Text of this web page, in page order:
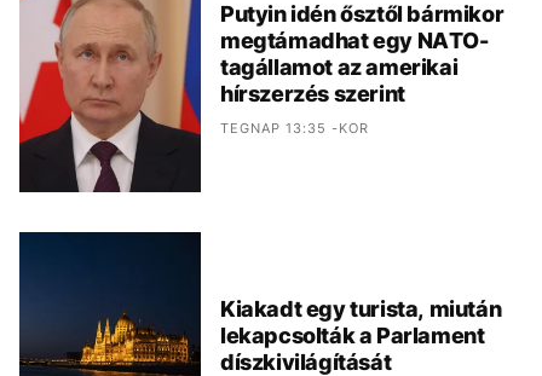
Putyin idén ősztől bármikor
megtámadhat egy NATO-
tagállamot az amerikai
hírszerzés szerint
TEGNAP 13:35 -KOR
Kiakadt egy turista, miután
lekapcsolták a Parlament
díszkivilágítását